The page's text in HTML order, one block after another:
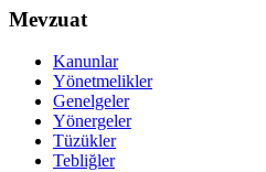
Mevzuat
Kanunlar
Yönetmelikler
Genelgeler
Yönergeler
Tüzükler
Tebliğler